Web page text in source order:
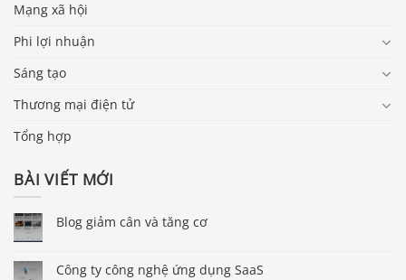
Mạng xã hội
Phi lợi nhuận
Sáng tạo
Thương mại điện tử
Tổng hợp
BÀI VIẾT MỚI
Blog giảm cân và tăng cơ
Công ty công nghệ ứng dụng SaaS